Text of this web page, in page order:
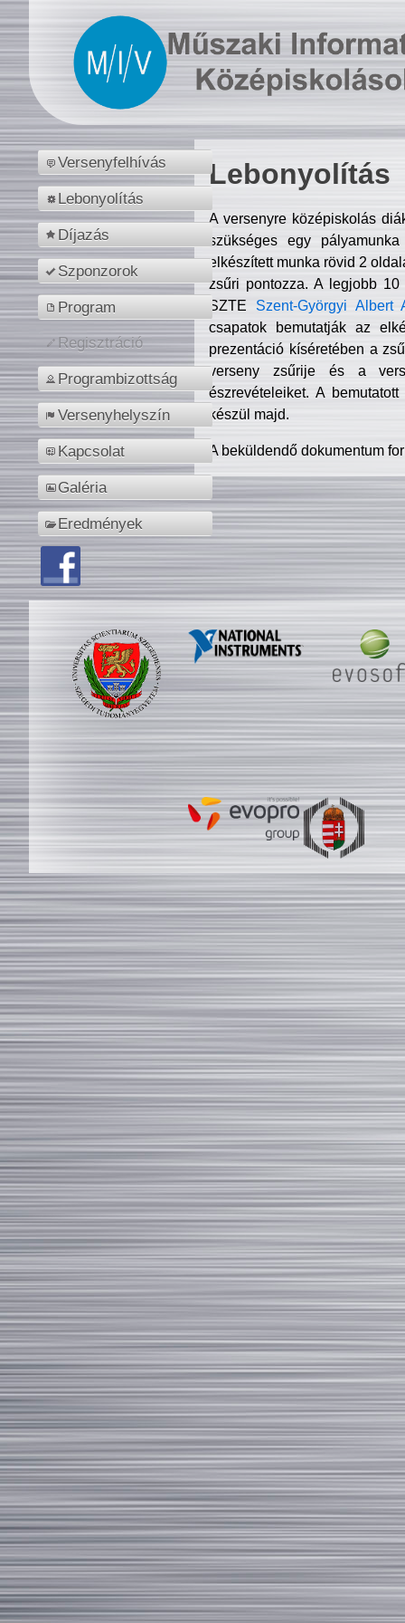
Versenyfelhívás
Lebonyolítás
Díjazás
Szponzorok
Program
Regisztráció
Programbizottság
Versenyhelyszín
Kapcsolat
Galéria
Eredmények
Lebonyolítás
A versenyre középiskolás
szükséges egy
elkészített munka rövid 2
zsűri pontozza. A legjobb
SZTE Szent-Györgyi Albert
csapatok bemutatják az
prezentáció kíséretében a
verseny zsűrije és a
észrevételeiket. A
készül majd.
A beküldendő dokumentum